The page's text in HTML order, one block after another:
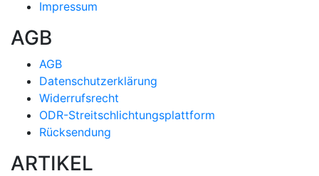
Impressum
AGB
AGB
Datenschutzerklärung
Widerrufsrecht
ODR-Streitschlichtungsplattform
Rücksendung
ARTIKEL